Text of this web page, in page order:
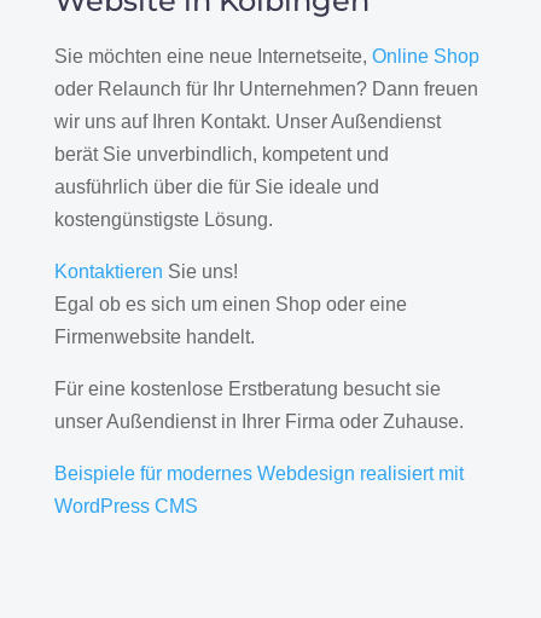
Sie möchten eine neue Internetseite, Online Shop
oder Relaunch für Ihr Unternehmen? Dann freuen
wir uns auf Ihren Kontakt. Unser Außendienst
berät Sie unverbindlich, kompetent und
ausführlich über die für Sie ideale und
kostengünstigste Lösung.
Kontaktieren Sie uns!
Egal ob es sich um einen Shop oder eine
Firmenwebsite handelt.
Für eine kostenlose Erstberatung besucht sie
unser Außendienst in Ihrer Firma oder Zuhause.
Beispiele für modernes Webdesign realisiert mit
WordPress CMS